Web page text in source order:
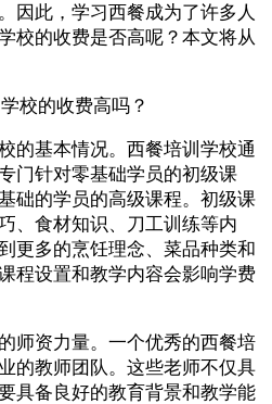
因此，学习西餐成为了许多人
校的收费是否高呢？本文将从
的基本情况。西餐培训学校通
门针对零基础学员的初级课
础的学员的高级课程。初级课
、食材知识、刀工训练等内
更多的烹饪理念、菜品种类和
程设置和教学内容会影响学费
师资力量。一个优秀的西餐培
的教师团队。这些老师不仅具
具备良好的教育背景和教学能